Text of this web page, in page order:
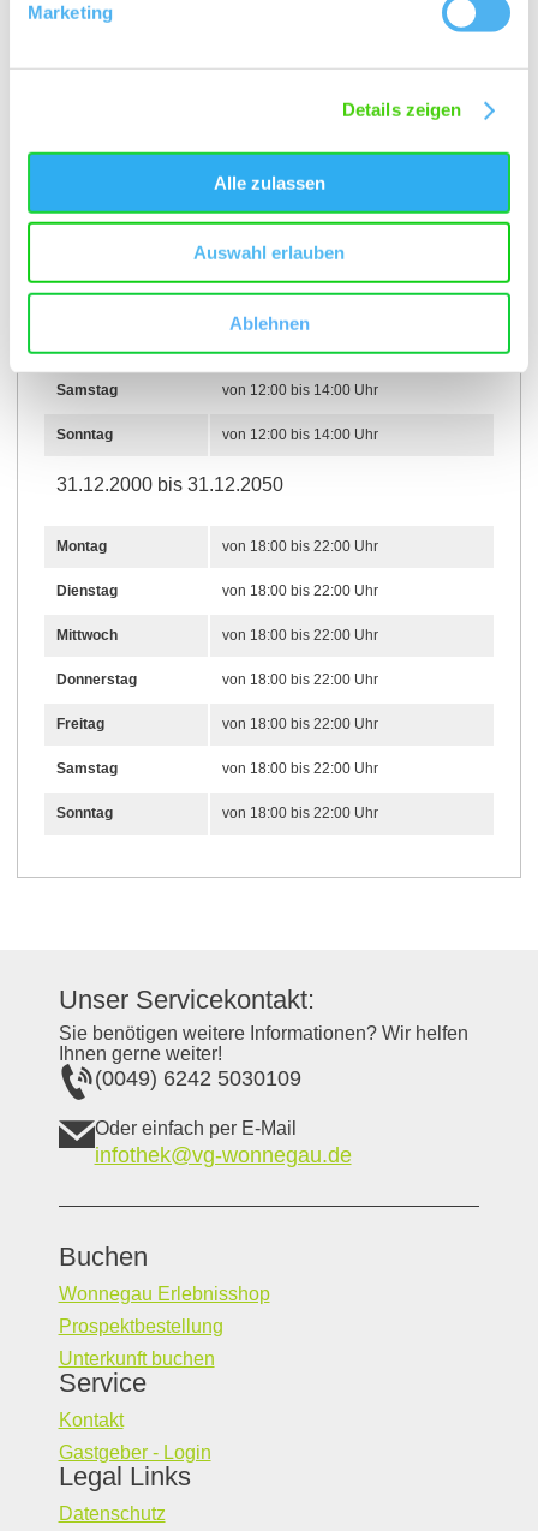
Marketing
Details zeigen
Alle zulassen
Auswahl erlauben
Ablehnen
Dienstag von 12:00 bis 14:00 Uhr
von 12:00 bis 14:00 Uhr
Samstag von 12:00 bis 14:00 Uhr
Sonntag von 12:00 bis 14:00 Uhr
31.12.2000 bis 31.12.2050
Montag von 18:00 bis 22:00 Uhr
Dienstag von 18:00 bis 22:00 Uhr
Mittwoch von 18:00 bis 22:00 Uhr
Donnerstag von 18:00 bis 22:00 Uhr
Freitag von 18:00 bis 22:00 Uhr
Samstag von 18:00 bis 22:00 Uhr
Sonntag von 18:00 bis 22:00 Uhr
Unser Servicekontakt:
Sie benötigen weitere Informationen? Wir helfen
Ihnen gerne weiter!
(0049) 6242 5030109
Oder einfach per E-Mail
infothek@vg-wonnegau.de
Buchen
Wonnegau Erlebnisshop
Prospektbestellung
Unterkunft buchen
Service
Kontakt
Gastgeber - Login
Legal Links
Datenschutz